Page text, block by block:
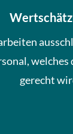
welches
gerecht